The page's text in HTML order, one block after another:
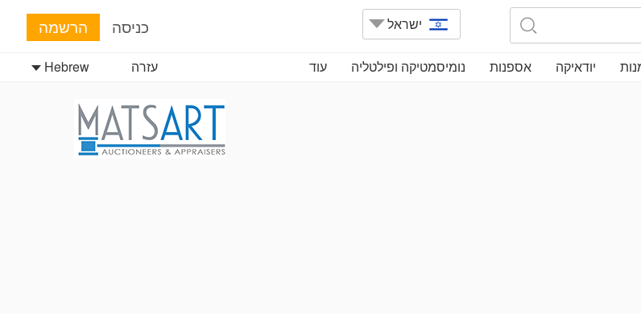
ישראל כניסה הרשמה
יודאיקה אספנות נומיסמטיקה ופילטליה עוד Hebrew עזרה